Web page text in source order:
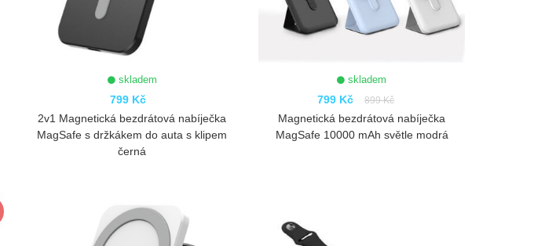
skladem
799 Kč
2v1 Magnetická bezdrátová nabíječka
MagSafe s držkákem do auta s klipem
černá
skladem
799 Kč 899 Kč
Magnetická bezdrátová nabíječka
MagSafe 10000 mAh světle modrá